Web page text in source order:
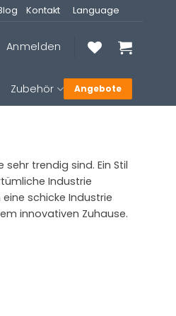
Kontakt Language
Anmelden
Zubehör Angebote
trendig sind. Ein Stil
Industrie
schicke Industrie
innovativen Zuhause.